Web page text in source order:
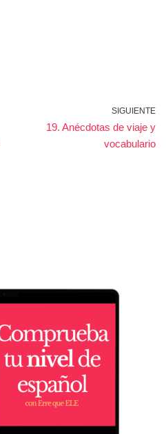
SIGUIENTE
19. Anécdotas de viaje y
vocabulario